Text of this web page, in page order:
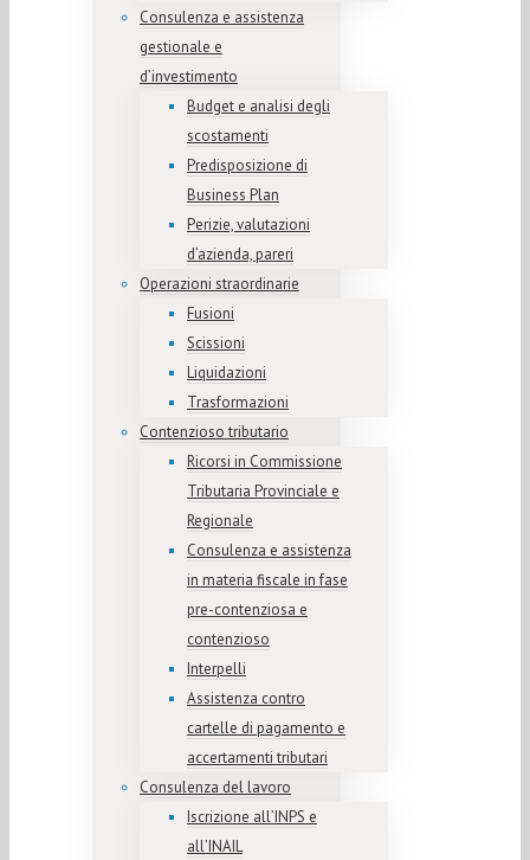
Consulenza e assistenza
gestionale e
d’investimento
Budget e analisi degli
scostamenti
Predisposizione di
Business Plan
Perizie, valutazioni
d’azienda, pareri
Operazioni straordinarie
Fusioni
Scissioni
Liquidazioni
Trasformazioni
Contenzioso tributario
Ricorsi in Commissione
Tributaria Provinciale e
Regionale
Consulenza e assistenza
in materia fiscale in fase
pre-contenziosa e
contenzioso
Interpelli
Assistenza contro
cartelle di pagamento e
accertamenti tributari
Consulenza del lavoro
Iscrizione all’INPS e
all’INAIL